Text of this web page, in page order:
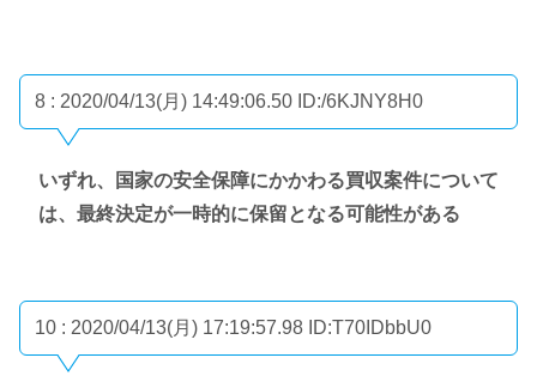
8 : 2020/04/13(月) 14:49:06.50 ID:/6KJNY8H0
いずれ、国家の安全保障にかかわる買収案件について
は、最終決定が一時的に保留となる可能性がある
10 : 2020/04/13(月) 17:19:57.98 ID:T70IDbbU0